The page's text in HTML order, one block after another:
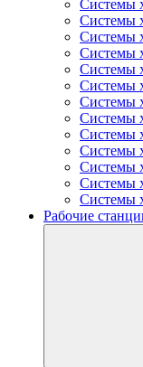
Системы
Системы
Системы
Системы
Системы
Системы
Системы
Системы
Системы
Системы
Системы
Системы
Системы
Рабочие